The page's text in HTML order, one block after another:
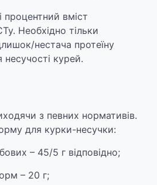
процентний вміст
Необхідно тільки
нестача протеїну
несучості курей.
з певних нормативів.
для курки-несучки:
– 45/5 г відповідно;
– 20 г;